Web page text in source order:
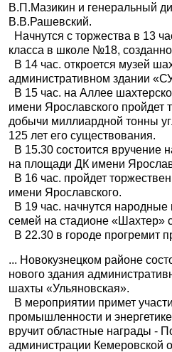
В.П.Мазикин и генеральный
В.В.Рашевский.
Начнутся с торжества в 13
класса в школе №18,
В 14 час. откроется музей
административном здании
В 15 час. на Аллее
имени Ярославского пройдет
добычи миллиардной тонны
125 лет его существования.
В 15.30 состоится вручение
на площади ДК имени
В 16 час. пройдет
имени Ярославского.
В 19 час. начнутся народные
семей на стадионе «Шахтер»
В 22.30 в городе прогремит
... Новокузнецком районе
нового здания
шахты «Ульяновская».
В мероприятии примет
промышленности и
вручит областные награды -
администрации Кемеровской